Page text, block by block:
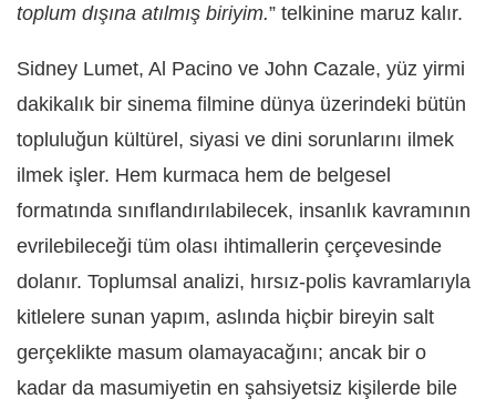
toplum dışına atılmış biriyim.” telkinine maruz kalır.
Sidney Lumet, Al Pacino ve John Cazale, yüz yirmi
dakikalık bir sinema filmine dünya üzerindeki bütün
topluluğun kültürel, siyasi ve dini sorunlarını ilmek
ilmek işler. Hem kurmaca hem de belgesel
formatında sınıflandırılabilecek, insanlık kavramının
evrilebileceği tüm olası ihtimallerin çerçevesinde
dolanır. Toplumsal analizi, hırsız-polis kavramlarıyla
kitlelere sunan yapım, aslında hiçbir bireyin salt
gerçeklikte masum olamayacağını; ancak bir o
kadar da masumiyetin en şahsiyetsiz kişilerde bile